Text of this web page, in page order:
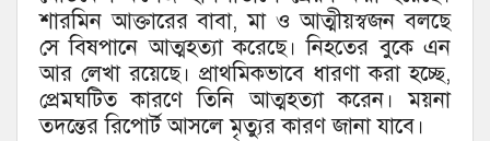
শারমিন আক্তারের বাবা, মা ও আত্মীয়স্বজন বলছে
সে বিষপানে আত্মহত্যা করেছে। নিহতের বুকে এন
আর লেখা রয়েছে। প্রাথমিকভাবে ধারণা করা হচ্ছে,
প্রেমঘটিত কারণে তিনি আত্মহত্যা করেন। ময়না
তদন্তের রিপোর্ট আসলে মৃত্যুর কারণ জানা যাবে।